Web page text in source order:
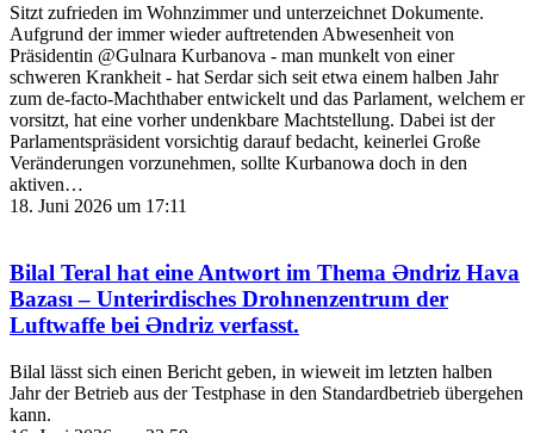
Sitzt zufrieden im Wohnzimmer und unterzeichnet Dokumente.
Aufgrund der immer wieder auftretenden Abwesenheit von
Präsidentin @Gulnara Kurbanova - man munkelt von einer
schweren Krankheit - hat Serdar sich seit etwa einem halben Jahr
zum de-facto-Machthaber entwickelt und das Parlament, welchem er
vorsitzt, hat eine vorher undenkbare Machtstellung. Dabei ist der
Parlamentspräsident vorsichtig darauf bedacht, keinerlei Große
Veränderungen vorzunehmen, sollte Kurbanowa doch in den
aktiven…
18. Juni 2026 um 17:11
Bilal Teral hat eine Antwort im Thema Əndriz Hava
Bazası – Unterirdisches Drohnenzentrum der
Luftwaffe bei Əndriz verfasst.
Bilal lässt sich einen Bericht geben, in wieweit im letzten halben
Jahr der Betrieb aus der Testphase in den Standardbetrieb übergehen
kann.